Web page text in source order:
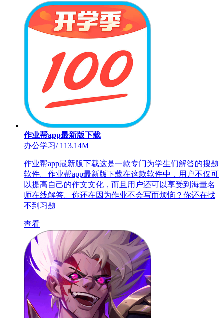
作业帮app最新版下载
办公学习/113.14M
作业帮app最新版下载这是一款专门为学生们解答的搜题
软件。作业帮app最新版下载在这款软件中，用户不仅可
以提高自己的作文文化，而且用户还可以享受到海量名
师在线解答。你还在因为作业不会写而烦恼？你还在找
不到习题
查看